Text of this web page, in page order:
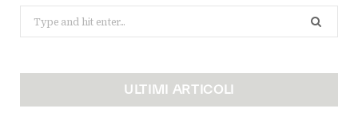
for:
ULTIMI ARTICOLI